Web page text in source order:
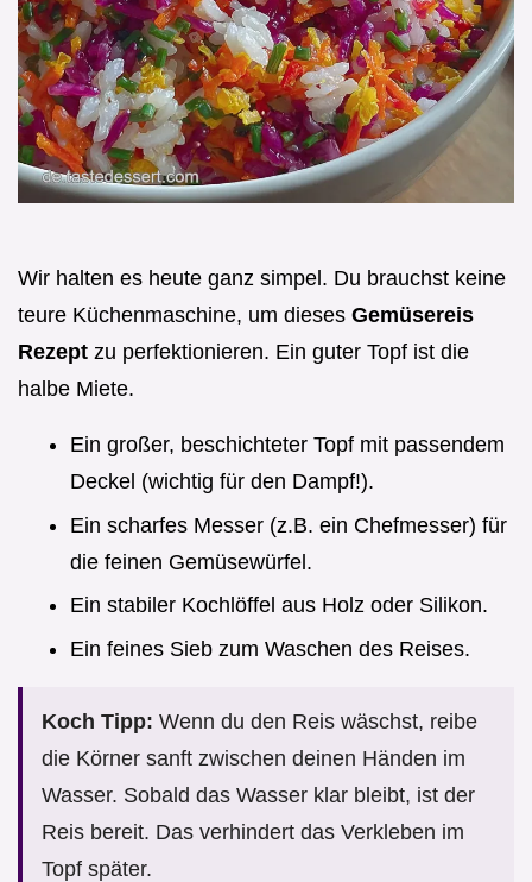
Wir halten es heute ganz simpel. Du brauchst keine
teure Küchenmaschine, um dieses Gemüsereis
Rezept zu perfektionieren. Ein guter Topf ist die
halbe Miete.
Ein großer, beschichteter Topf mit passendem
Deckel (wichtig für den Dampf!).
Ein scharfes Messer (z.B. ein Chefmesser) für
die feinen Gemüsewürfel.
Ein stabiler Kochlöffel aus Holz oder Silikon.
Ein feines Sieb zum Waschen des Reises.
Koch Tipp: Wenn du den Reis wäschst, reibe
die Körner sanft zwischen deinen Händen im
Wasser. Sobald das Wasser klar bleibt, ist der
Reis bereit. Das verhindert das Verkleben im
Topf später.